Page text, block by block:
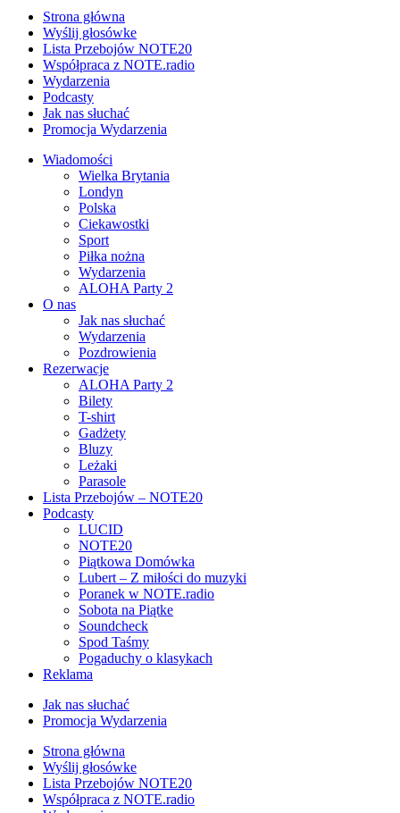
Strona główna
Wyślij głosówke
Lista Przebojów NOTE20
Współpraca z NOTE.radio
Wydarzenia
Podcasty
Jak nas słuchać
Promocja Wydarzenia
Wiadomości
Wielka Brytania
Londyn
Polska
Ciekawostki
Sport
Piłka nożna
Wydarzenia
ALOHA Party 2
O nas
Jak nas słuchać
Wydarzenia
Pozdrowienia
Rezerwacje
ALOHA Party 2
Bilety
T-shirt
Gadżety
Bluzy
Leżaki
Parasole
Lista Przebojów – NOTE20
Podcasty
LUCID
NOTE20
Piątkowa Domówka
Lubert – Z miłości do muzyki
Poranek w NOTE.radio
Sobota na Piątke
Soundcheck
Spod Taśmy
Pogaduchy o klasykach
Reklama
Jak nas słuchać
Promocja Wydarzenia
Strona główna
Wyślij głosówke
Lista Przebojów NOTE20
Współpraca z NOTE.radio